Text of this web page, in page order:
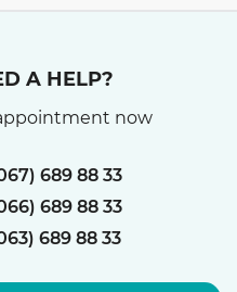
A HELP?
now
689 88 33
689 88 33
689 88 33